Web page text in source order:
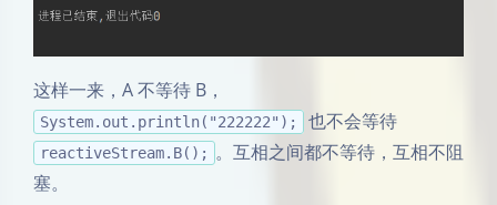
这样一来，A 不等待 B，
System.out.println("222222"); 也不会等待
reactiveStream.B();
。互相之间都不等待，互相不阻
塞。